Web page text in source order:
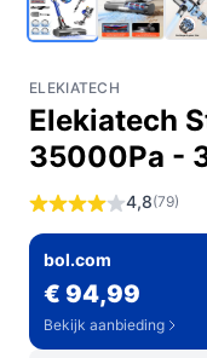
ELEKIATECH
Elekiatech
35000Pa -
4,8(79)
bol.com
€ 94,99
Bekijk aanbieding